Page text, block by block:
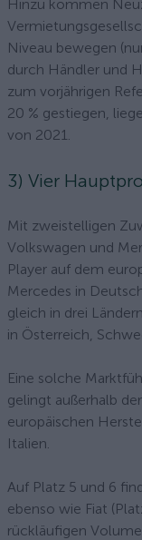
Hinzu kommen
Niveau bewegen
durch Händler und
zum vorjährigen
20 % gestiegen,
von 2021.
3) Vier
Mit zweistelligen
Volkswagen und
Player auf dem
Mercedes in
gleich in drei
in Österreich,
Eine solche
gelingt außerhalb
europäischen
Italien.
Auf Platz 5 und 6
ebenso wie Fiat
rückläufigen